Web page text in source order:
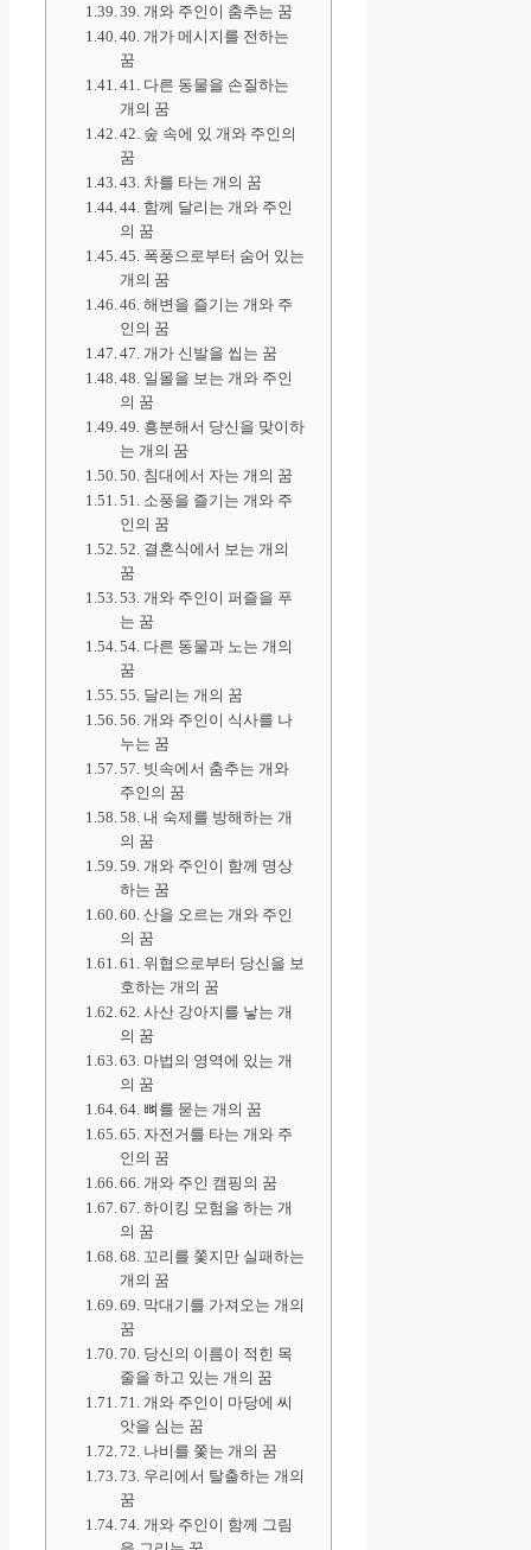
39. 개와 주인이 춤추는 꿈
40. 개가 메시지를 전하는
꿈
41. 다른 동물을 손질하는
개의 꿈
42. 숲 속에 있 개와 주인의
꿈
43. 차를 타는 개의 꿈
44. 함께 달리는 개와 주인
의 꿈
45. 폭풍으로부터 숨어 있는
개의 꿈
46. 해변을 즐기는 개와 주
인의 꿈
47. 개가 신발을 씹는 꿈
48. 일몰을 보는 개와 주인
의 꿈
49. 흥분해서 당신을 맞이하
는 개의 꿈
50. 침대에서 자는 개의 꿈
51. 소풍을 즐기는 개와 주
인의 꿈
52. 결혼식에서 보는 개의
꿈
53. 개와 주인이 퍼즐을 푸
는 꿈
54. 다른 동물과 노는 개의
꿈
55. 달리는 개의 꿈
56. 개와 주인이 식사를 나
누는 꿈
57. 빗속에서 춤추는 개와
주인의 꿈
58. 내 숙제를 방해하는 개
의 꿈
59. 개와 주인이 함께 명상
하는 꿈
60. 산을 오르는 개와 주인
의 꿈
61. 위협으로부터 당신을 보
호하는 개의 꿈
62. 사산 강아지를 낳는 개
의 꿈
63. 마법의 영역에 있는 개
의 꿈
64. 뼈를 묻는 개의 꿈
65. 자전거를 타는 개와 주
인의 꿈
66. 개와 주인 캠핑의 꿈
67. 하이킹 모험을 하는 개
의 꿈
68. 꼬리를 쫓지만 실패하는
개의 꿈
69. 막대기를 가져오는 개의
꿈
70. 당신의 이름이 적힌 목
줄을 하고 있는 개의 꿈
71. 개와 주인이 마당에 씨
앗을 심는 꿈
72. 나비를 쫓는 개의 꿈
73. 우리에서 탈출하는 개의
꿈
74. 개와 주인이 함께 그림